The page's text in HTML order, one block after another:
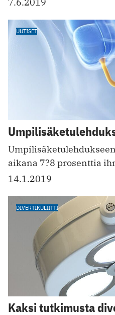
7.6.2019
UUTISET
aikana 7?8 prosenttia
14.1.2019
DIVERTIKULIITTI
Kaksi tutkimusta